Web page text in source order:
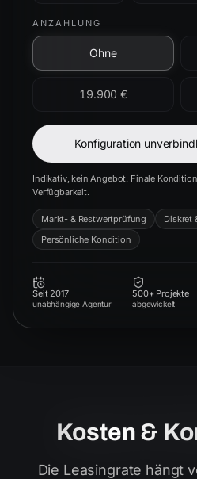
ANZAHLUNG
Ohne
19.900 €
Konfiguration
Indikativ, kein Angebot. Finale
Verfügbarkeit.
Markt- & Restwertprüfung
Diskret
Persönliche Kondition
Seit 2017
unabhängige Agentur
500+ Projekte
abgewickelt
Kosten &
Die Leasingrate hängt